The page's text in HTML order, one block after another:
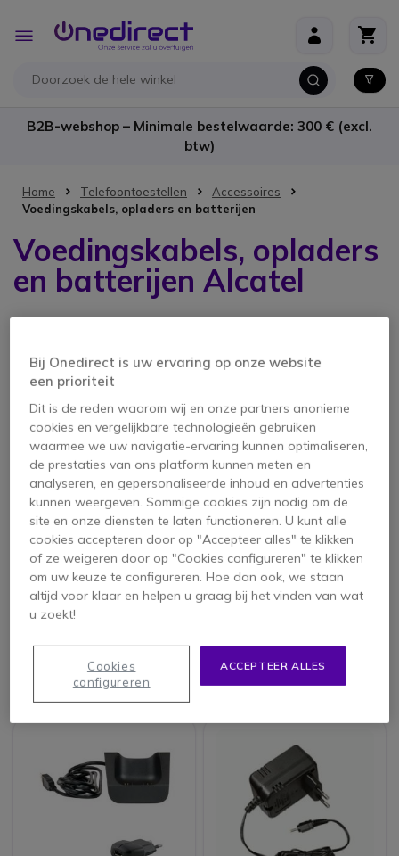
Toggle
Nav
B2B-webshop – Minimale bestelwaarde: 300 € (excl.
btw)
Home Telefoontoestellen
Accessoires
Voedingskabels, opladers en batterijen
Voedingskabels, opladers
en batterijen Alcatel
Dubbele Lader voor
Alcatel 8262
ex. BTW -52%
Voedingsadapter
voor Alcatel-Lucent
16,95 € ex. BTW
Bij Onedirect is uw ervaring op onze website
een prioriteit
Dit is de reden waarom wij en onze partners anonieme
cookies en vergelijkbare technologieën gebruiken
waarmee we uw navigatie-ervaring kunnen optimaliseren,
de prestaties van ons platform kunnen meten en
analyseren, en gepersonaliseerde inhoud en advertenties
kunnen weergeven. Sommige cookies zijn nodig om de
site en onze diensten te laten functioneren. U kunt alle
cookies accepteren door op "Accepteer alles" te klikken
of ze weigeren door op "Cookies configureren" te klikken
om uw keuze te configureren. Hoe dan ook, we staan
altijd voor klaar en helpen u graag bij het vinden van wat
u zoekt!
ACCEPTEER ALLES
Cookies
configureren